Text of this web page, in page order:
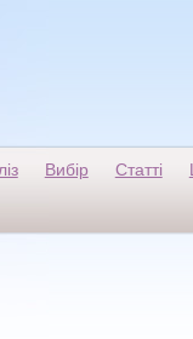
Вибір Статті